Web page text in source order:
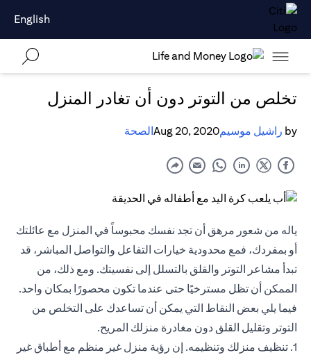
English
تخلص من التوتر دون أن تغادر المنزل
by راشيل موسيمAug 20, 2020الصحة
ياله من شعور مرهق أن تجد نفسك محبوساً في المنزل مع عائلتك
أو بمفردك، فمع محدودية خيارات التفاعل والتواصل المباشر، قد
تبدأ مشاعر التوتر والقلق بالتسلل إلى نفسيتك. ومع ذلك، من
الممكن أن تظل مسترخيًا حتى عندما تكون محصورًا بمكان واحد.
فيما يلي بعض النقاط التي يمكن أن تساعدك على التخلص من
التوتر وتقليل القلق دون مغادرة منزلك المريح.
1. تنظيف منزلك وتنظيمه. إن رؤية منزل غير منظم مع أطباق غير